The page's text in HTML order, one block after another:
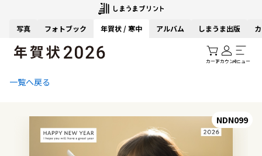
写真 フォトブック 年賀状 / 寒中 アルバム しまうま出版
カートアカウントメニュー
一覧へ戻る
NDN099